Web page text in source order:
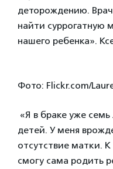
деторождению.
найти суррогатную
нашего ребенка».
Фото: Flickr.com/
«Я в браке уже
детей. У меня
отсутствие матки.
смогу сама родить